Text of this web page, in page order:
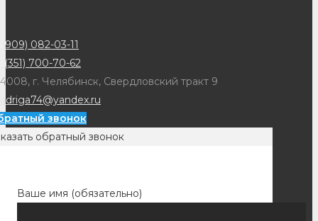
082-03-11
(351) 700-70-62
г. Челябинск, Свердловский тракт 9
звонок
обратный звонок
Ваше имя (обязательно)